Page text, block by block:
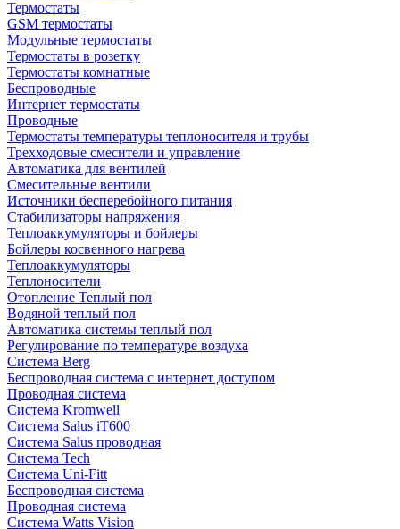
Термостаты
GSM термостаты
Модульные термостаты
Термостаты в розетку
Термостаты комнатные
Беспроводные
Интернет термостаты
Проводные
Термостаты температуры теплоносителя и трубы
Трехходовые смесители и управление
Автоматика для вентилей
Смесительные вентили
Источники бесперебойного питания
Стабилизаторы напряжения
Теплоаккумуляторы и бойлеры
Бойлеры косвенного нагрева
Теплоаккумуляторы
Теплоносители
Отопление Теплый пол
Водяной теплый пол
Автоматика системы теплый пол
Регулирование по температуре воздуха
Система Berg
Беспроводная система с интернет доступом
Проводная система
Система Kromwell
Система Salus iT600
Система Salus проводная
Система Tech
Система Uni-Fitt
Беспроводная система
Проводная система
Система Watts Vision